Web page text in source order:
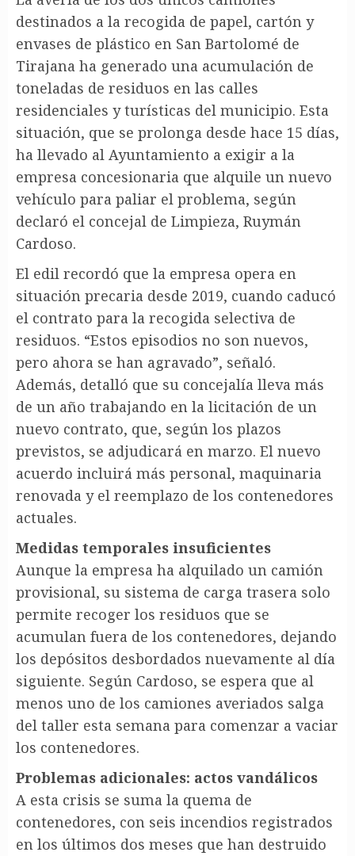
destinados a la recogida de papel, cartón y
envases de plástico en San Bartolomé de
Tirajana ha generado una acumulación de
toneladas de residuos en las calles
residenciales y turísticas del municipio. Esta
situación, que se prolonga desde hace 15 días,
ha llevado al Ayuntamiento a exigir a la
empresa concesionaria que alquile un nuevo
vehículo para paliar el problema, según
declaró el concejal de Limpieza, Ruymán
Cardoso.
El edil recordó que la empresa opera en
situación precaria desde 2019, cuando caducó
el contrato para la recogida selectiva de
residuos. “Estos episodios no son nuevos,
pero ahora se han agravado”, señaló.
Además, detalló que su concejalía lleva más
de un año trabajando en la licitación de un
nuevo contrato, que, según los plazos
previstos, se adjudicará en marzo. El nuevo
acuerdo incluirá más personal, maquinaria
renovada y el reemplazo de los contenedores
actuales.
Medidas temporales insuficientes
Aunque la empresa ha alquilado un camión
provisional, su sistema de carga trasera solo
permite recoger los residuos que se
acumulan fuera de los contenedores, dejando
los depósitos desbordados nuevamente al día
siguiente. Según Cardoso, se espera que al
menos uno de los camiones averiados salga
del taller esta semana para comenzar a vaciar
los contenedores.
Problemas adicionales: actos vandálicos
A esta crisis se suma la quema de
contenedores, con seis incendios registrados
en los últimos dos meses que han destruido